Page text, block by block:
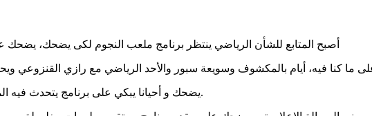
أصبح المتابع للشأن الرياضي ينتظر برنامج ملعب النجوم لكى يضحك، يضحك
يضحك و أحيانا يبكي على برنامج يتحدث فيه المقدم والضيوف عن المستشهر أكثر من المادة الرياضية.